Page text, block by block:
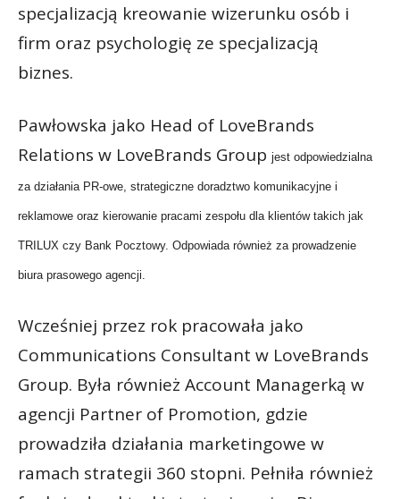
specjalizacją kreowanie wizerunku osób i
firm oraz psychologię ze specjalizacją
biznes.
Pawłowska jako Head of LoveBrands
Relations w LoveBrands Group jest odpowiedzialna
za działania PR-owe, strategiczne doradztwo komunikacyjne i
reklamowe oraz kierowanie pracami zespołu dla klientów takich jak
TRILUX czy Bank Pocztowy. Odpowiada również za prowadzenie
biura prasowego agencji.
Wcześniej przez rok pracowała jako
Communications Consultant w LoveBrands
Group. Była również Account Managerką w
agencji Partner of Promotion, gdzie
prowadziła działania marketingowe w
ramach strategii 360 stopni. Pełniła również